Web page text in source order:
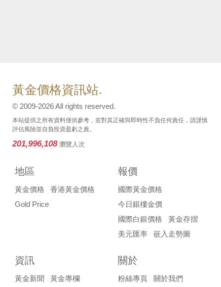
黃金價格資訊站.
© 2009-2026 All rights reserved.
本站提供之所有資料僅供參考，並對其正確與即時性不負任何責任，請謹慎
評估風險並自負投資盈虧之責。
201,996,108 瀏覽人次
地區
黃金價格
香港黃金價格
Gold Price
報價
國際黃金價格
今日銀樓金價
國際白銀價格
黃金存摺
美元匯率
嵌入走勢圖
資訊
黃金新聞 黃金專欄
關於
粉絲專頁 關於我們